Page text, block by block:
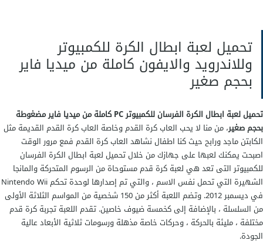
تحميل لعبة ابطال الكرة للكمبيوتر
وللاندرويد والايفون كاملة من ميديا فاير
بحجم صغير
تحميل لعبة ابطال الكرة الفرسان للكمبيوتر PC كاملة من ميديا فاير مضغوطة
بحجم صغير، من منا لا يحب العاب كرة القدم وخاصة العاب كرة القدم القديمة مثل
الكابتن ماجد ورابح حيث كنا اطفال نشاهد العاب كرة القدم فمع مرور الوقت
اصبحت يمكنك لعبها على جهازك من خلال تحميل لعبة ابطال الكرة الفرسان
للكمبيوتر التى تعد هي لعبة كرة قدم مستوحاة من الرسوم المتحركة والمانجا
الشهيرة التي تحمل نفس الاسم ، والتي تم إصدارها لوحدة تحكم Nintendo Wii
في ديسمبر 2012. وتضم اللعبة أكثر من 150 شخصية من المواسم الثلاثة الأولى
من السلسلة ، بالإضافة إلى كخمسة ضيوف خاصين. تقدم اللعبة تجربة كرة قدم
مختلفة ، مليئة بالحركة ، وحركات خاصة مذهلة ورسومات ثلاثية الأبعاد عالية
الجودة.